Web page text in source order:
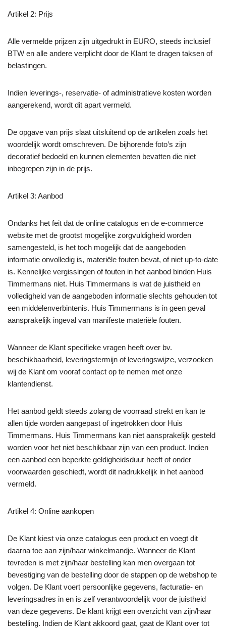
Artikel 2: Prijs
Alle vermelde prijzen zijn uitgedrukt in EURO, steeds inclusief
BTW en alle andere verplicht door de Klant te dragen taksen of
belastingen.
Indien leverings-, reservatie- of administratieve kosten worden
aangerekend, wordt dit apart vermeld.
De opgave van prijs slaat uitsluitend op de artikelen zoals het
woordelijk wordt omschreven. De bijhorende foto’s zijn
decoratief bedoeld en kunnen elementen bevatten die niet
inbegrepen zijn in de prijs.
Artikel 3: Aanbod
Ondanks het feit dat de online catalogus en de e-commerce
website met de grootst mogelijke zorgvuldigheid worden
samengesteld, is het toch mogelijk dat de aangeboden
informatie onvolledig is, materiële fouten bevat, of niet up-to-date
is. Kennelijke vergissingen of fouten in het aanbod binden Huis
Timmermans niet. Huis Timmermans is wat de juistheid en
volledigheid van de aangeboden informatie slechts gehouden tot
een middelenverbintenis. Huis Timmermans is in geen geval
aansprakelijk ingeval van manifeste materiële fouten.
Wanneer de Klant specifieke vragen heeft over bv.
beschikbaarheid, leveringstermijn of leveringswijze, verzoeken
wij de Klant om vooraf contact op te nemen met onze
klantendienst.
Het aanbod geldt steeds zolang de voorraad strekt en kan te
allen tijde worden aangepast of ingetrokken door Huis
Timmermans. Huis Timmermans kan niet aansprakelijk gesteld
worden voor het niet beschikbaar zijn van een product. Indien
een aanbod een beperkte geldigheidsduur heeft of onder
voorwaarden geschiedt, wordt dit nadrukkelijk in het aanbod
vermeld.
Artikel 4: Online aankopen
De Klant kiest via onze catalogus een product en voegt dit
daarna toe aan zijn/haar winkelmandje. Wanneer de Klant
tevreden is met zijn/haar bestelling kan men overgaan tot
bevestiging van de bestelling door de stappen op de webshop te
volgen. De Klant voert persoonlijke gegevens, facturatie- en
leveringsadres in en is zelf verantwoordelijk voor de juistheid
van deze gegevens. De klant krijgt een overzicht van zijn/haar
bestelling. Indien de Klant akkoord gaat, gaat de Klant over tot